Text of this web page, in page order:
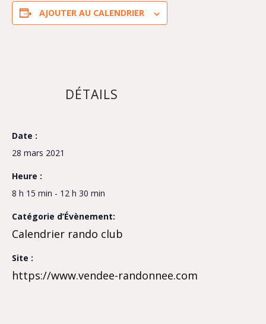
AJOUTER AU CALENDRIER
DÉTAILS
Date :
28 mars 2021
Heure :
8 h 15 min - 12 h 30 min
Catégorie d’Évènement:
Calendrier rando club
Site :
https://www.vendee-randonnee.com